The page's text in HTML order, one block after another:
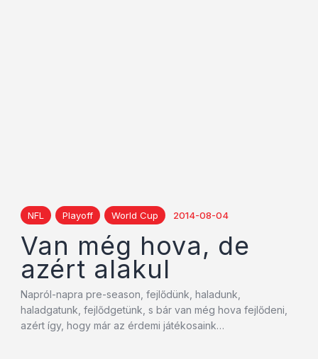
NFL Playoff World Cup 2014-08-04
Van még hova, de
azért alakul
Napról-napra pre-season, fejlődünk, haladunk,
haladgatunk, fejlődgetünk, s bár van még hova fejlődeni,
azért így, hogy már az érdemi játékosaink…